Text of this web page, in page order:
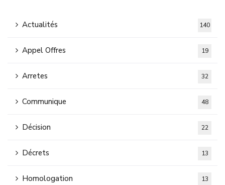
Actualités 140
Appel Offres 19
Arretes 32
Communique 48
Décision 22
Décrets 13
Homologation 13